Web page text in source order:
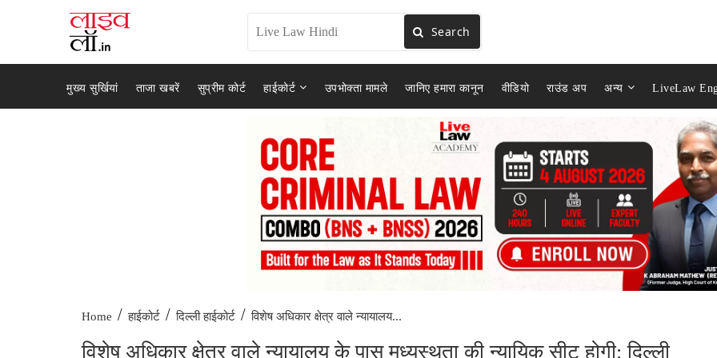
Search
मुख्य सुर्खियां ताजा खबरें सुप्रीम कोर्ट हाईकोर्ट उपभोक्ता मामले जानिए हमारा कानून वीडियो राउंड अप अन्य LiveLaw
Home / हाईकोर्ट / दिल्ली हाईकोर्ट / विशेष अधिकार क्षेत्र वाले न्यायालय...
विशेष अधिकार क्षेत्र वाले न्यायालय के पास मध्यस्थता की न्यायिक सीट होगी: दिल्ली